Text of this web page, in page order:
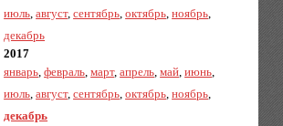
июль,август,сентябрь,октябрь,ноябрь,
декабрь
2017
январь,февраль,март,апрель,май,июнь,
июль,август,сентябрь,октябрь,ноябрь,
декабрь